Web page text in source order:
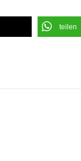
teilen